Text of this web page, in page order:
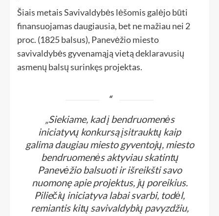
Šiais metais Savivaldybės lėšomis galėjo būti
finansuojamas daugiausia, bet ne mažiau nei 2
proc. (1825 balsus), Panevėžio miesto
savivaldybės gyvenamąją vietą deklaravusių
asmenų balsų surinkęs projektas.
„Siekiame, kad į bendruomenės
iniciatyvų konkursą įsitrauktų kaip
galima daugiau miesto gyventojų, miesto
bendruomenės aktyviau skatintų
Panevėžio balsuoti ir išreikšti savo
nuomonę apie projektus, jų poreikius.
Piliečių iniciatyva labai svarbi, todėl,
remiantis kitų savivaldybių pavyzdžiu,